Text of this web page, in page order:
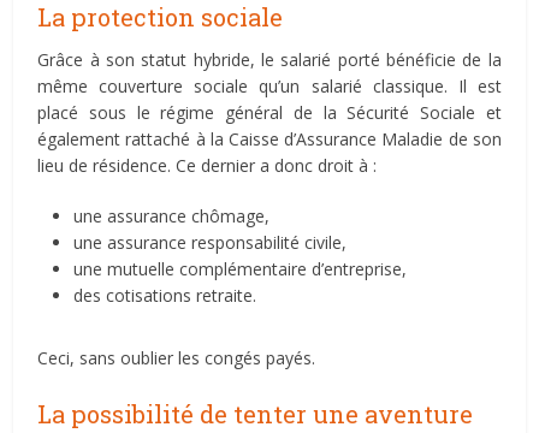
La protection sociale
Grâce à son statut hybride, le salarié porté bénéficie de la
même couverture sociale qu’un salarié classique. Il est
placé sous le régime général de la Sécurité Sociale et
également rattaché à la Caisse d’Assurance Maladie de son
lieu de résidence. Ce dernier a donc droit à :
une assurance chômage,
une assurance responsabilité civile,
une mutuelle complémentaire d’entreprise,
des cotisations retraite.
Ceci, sans oublier les congés payés.
La possibilité de tenter une aventure